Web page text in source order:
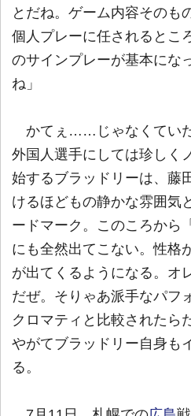
とだね。ゲーム内容そのも
個人プレーに任されるとこ
のサインプレーが基本にな
ね」
かてぇ……じゃなくていた
外国人選手にしては珍しく
始するブラッドリーは、藤
けるほどもの静かな雰囲気
ードマーク。このころから
にも全然出てこない。性格
が出てくるようになる。オ
だぜ。そりゃあ派手なパフ
クロマティと比較されたら
やがてブラッドリー自身も
る。